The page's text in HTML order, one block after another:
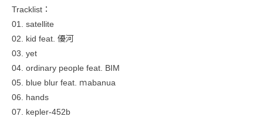
Tracklist：
01. satellite
02. kid feat. 優河
03. yet
04. ordinary people feat. BIM
05. blue blur feat. ｍabanua
06. hands
07. kepler-452b